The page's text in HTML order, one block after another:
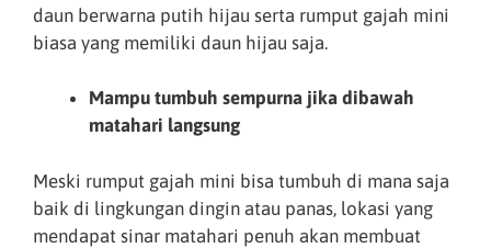
daun berwarna putih hijau serta rumput gajah mini
biasa yang memiliki daun hijau saja.
Mampu tumbuh sempurna jika dibawah
matahari langsung
Meski rumput gajah mini bisa tumbuh di mana saja
baik di lingkungan dingin atau panas, lokasi yang
mendapat sinar matahari penuh akan membuat